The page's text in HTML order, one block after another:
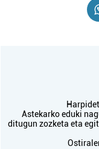
Astekarko eduki
ditugun zozketa eta